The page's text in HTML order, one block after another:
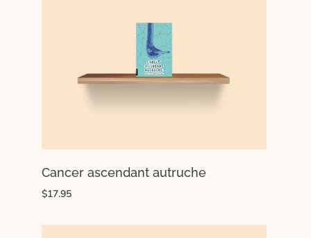
Cancer ascendant autruche
$17.95